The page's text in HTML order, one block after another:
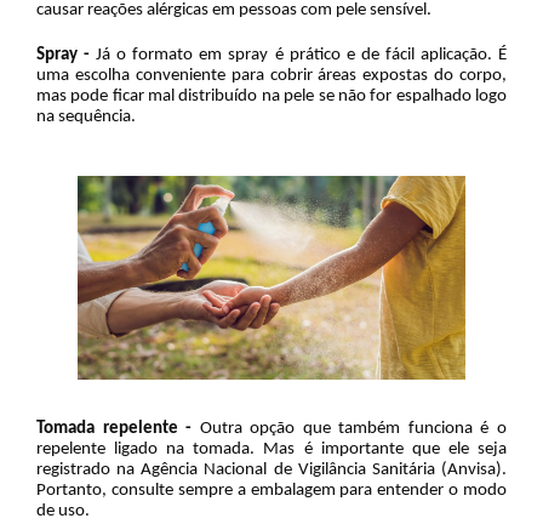
causar reações alérgicas em pessoas com pele sensível.
Spray - Já o formato em spray é prático e de fácil aplicação. É
uma escolha conveniente para cobrir áreas expostas do corpo,
mas pode ficar mal distribuído na pele se não for espalhado logo
na sequência.
Tomada repelente - Outra opção que também funciona é o
repelente ligado na tomada. Mas é importante que ele seja
registrado na Agência Nacional de Vigilância Sanitária (Anvisa).
Portanto, consulte sempre a embalagem para entender o modo
de uso.